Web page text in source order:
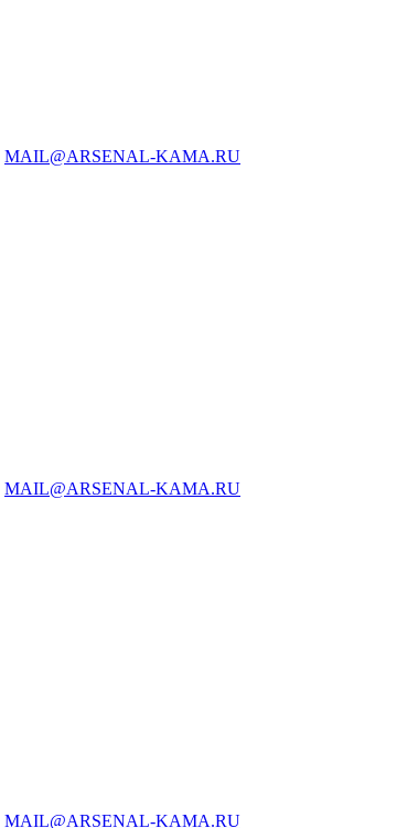
MAIL@ARSENAL-KAMA.RU
MAIL@ARSENAL-KAMA.RU
MAIL@ARSENAL-KAMA.RU